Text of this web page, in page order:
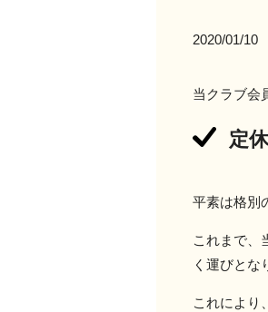
2020/01/10
当クラブ会
定
平素は格別
これまで、
く運びとな
これにより